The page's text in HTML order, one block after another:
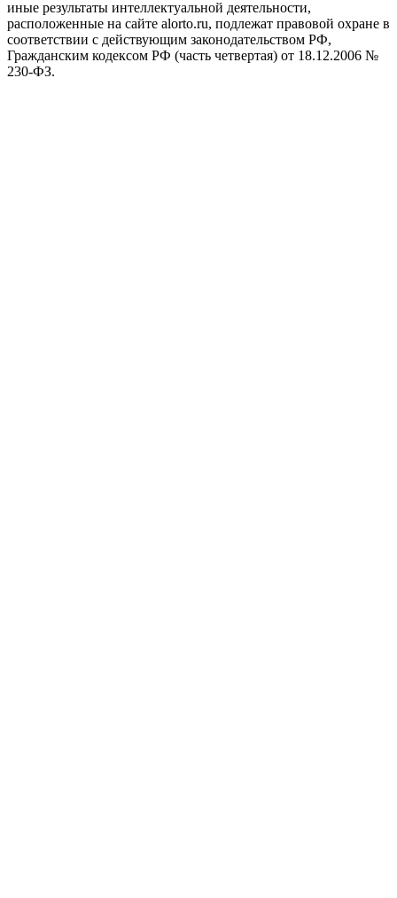
иные результаты интеллектуальной деятельности,
расположенные на сайте alorto.ru, подлежат правовой охране в
соответствии с действующим законодательством РФ,
Гражданским кодексом РФ (часть четвертая) от 18.12.2006 №
230-ФЗ.